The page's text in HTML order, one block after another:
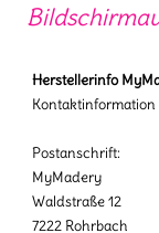
Herstellerinfo
Kontaktinformation
Postanschrift:
MyMadery
Waldstraße 12
7222 Rohrbach